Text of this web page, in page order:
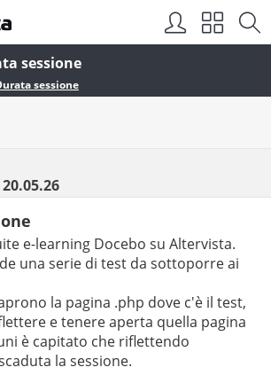
sessione
sessione
20.05.26
e-learning Docebo su Altervista.
una serie di test da sottoporre ai
la pagina .php dove c'è il test,
e tenere aperta quella pagina
è capitato che riflettendo
la sessione.